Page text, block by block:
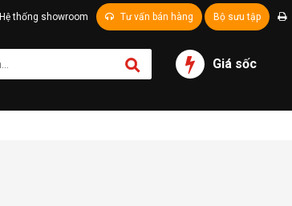
Hệ thống showroom Tư vấn bán hàng Bộ sưu tập
Giá sốc